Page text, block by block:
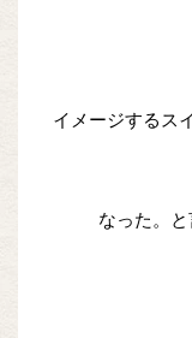
イメージするス
なった。と